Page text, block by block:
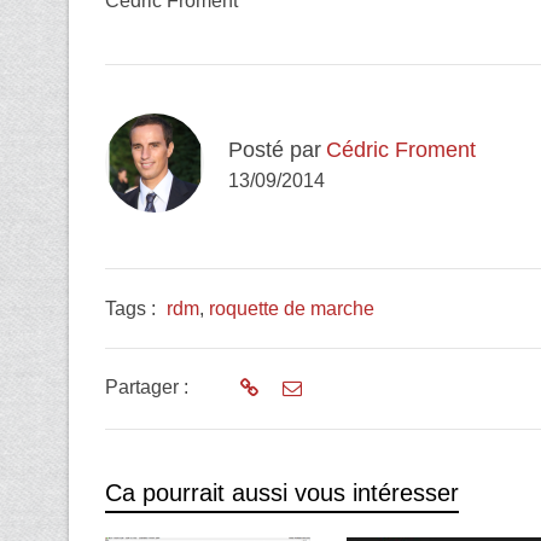
Posté par Cédric Froment
13/09/2014
Tags : rdm, roquette de marche
Partager :
Ca pourrait aussi vous intéresser